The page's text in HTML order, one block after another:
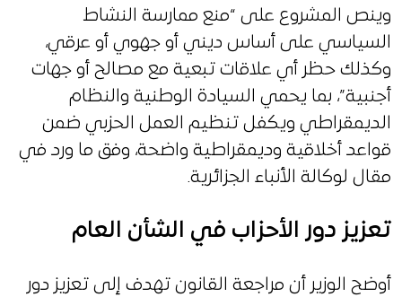
وينص المشروع على “منع ممارسة النشاط
السياسي على أساس ديني أو جهوي أو عرقي،
وكذلك حظر أي علاقات تبعية مع مصالح أو جهات
أجنبية”، بما يحمي السيادة الوطنية والنظام
الديمقراطي ويكفل تنظيم العمل الحزبي ضمن
قواعد أخلاقية وديمقراطية واضحة، وفق ما ورد في
مقال لوكالة الأنباء الجزائرية.
تعزيز دور الأحزاب في الشأن العام
أوضح الوزير أن مراجعة القانون تهدف إلى تعزيز دور